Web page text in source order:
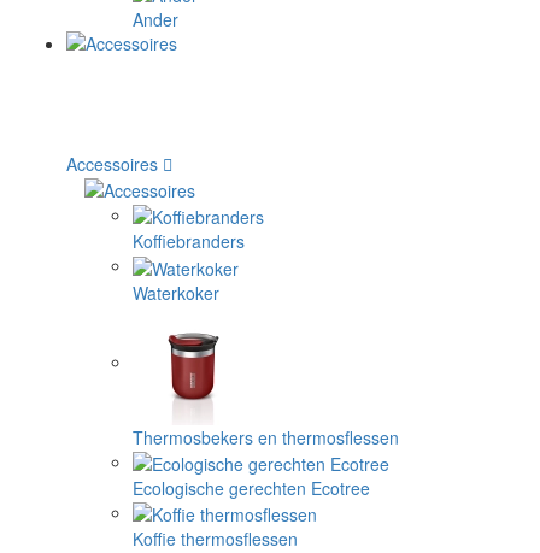
Ander
Accessoires
Koffiebranders
Waterkoker
Thermosbekers en thermosflessen
Ecologische gerechten Ecotree
Koffie thermosflessen